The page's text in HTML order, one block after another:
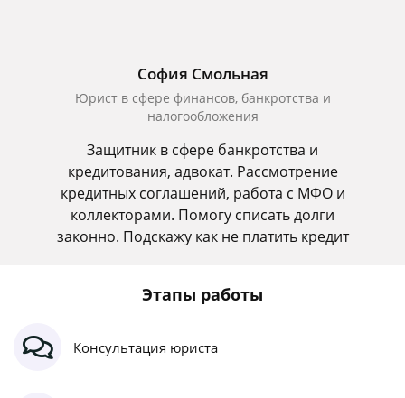
София Смольная
Юрист в сфере финансов, банкротства и
налогообложения
Защитник в сфере банкротства и
кредитования, адвокат. Рассмотрение
кредитных соглашений, работа с МФО и
коллекторами. Помогу списать долги
законно. Подскажу как не платить кредит
Этапы работы
Консультация юриста